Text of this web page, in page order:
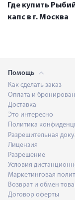
Где купить
капс в г. Москва
Помощь
Как сделать заказ
Оплата и
Доставка
Это интересно
Политика
Разрешительная
Лицензия
Разрешение
Условия
Маркетинговая
Возврат и обмен
Договор оферты